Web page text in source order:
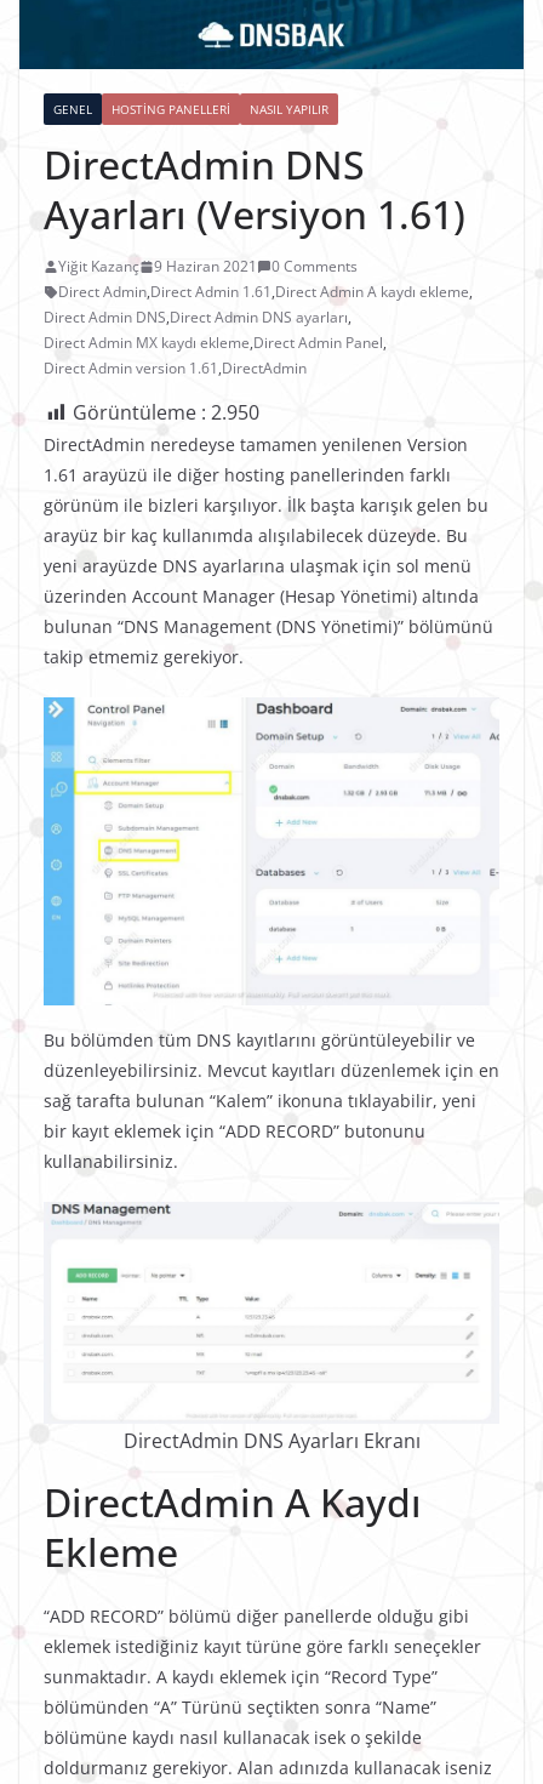
GENEL HOSTING PANELLERI NASIL YAPILIR
DirectAdmin DNS
Ayarları (Versiyon 1.61)
Yiğit Kazanç 9 Haziran 2021
0 Comments
Direct Admin,Direct Admin 1.61,Direct Admin A kaydı ekleme,
Direct Admin DNS,Direct Admin DNS ayarları,
Direct Admin MX kaydı ekleme,Direct Admin Panel,
Direct Admin version 1.61,DirectAdmin
Görüntüleme : 2.950
DirectAdmin neredeyse tamamen yenilenen Version
1.61 arayüzü ile diğer hosting panellerinden farklı
görünüm ile bizleri karşılıyor. İlk başta karışık gelen bu
arayüz bir kaç kullanımda alışılabilecek düzeyde. Bu
yeni arayüzde DNS ayarlarına ulaşmak için sol menü
üzerinden Account Manager (Hesap Yönetimi) altında
bulunan “DNS Management (DNS Yönetimi)” bölümünü
takip etmemiz gerekiyor.
Bu bölümden tüm DNS kayıtlarını görüntüleyebilir ve
düzenleyebilirsiniz. Mevcut kayıtları düzenlemek için en
sağ tarafta bulunan “Kalem” ikonuna tıklayabilir, yeni
bir kayıt eklemek için “ADD RECORD” butonunu
kullanabilirsiniz.
DirectAdmin DNS Ayarları Ekranı
DirectAdmin A Kaydı
Ekleme
“ADD RECORD” bölümü diğer panellerde olduğu gibi
eklemek istediğiniz kayıt türüne göre farklı seneçekler
sunmaktadır. A kaydı eklemek için “Record Type”
bölümünden “A” Türünü seçtikten sonra “Name”
bölümüne kaydı nasıl kullanacak isek o şekilde
doldurmanız gerekiyor. Alan adınızda kullanacak iseniz